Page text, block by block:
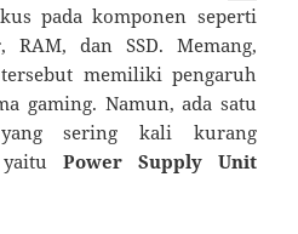
pada komponen seperti
RAM, dan SSD. Memang,
memiliki pengaruh
gaming. Namun, ada satu
sering kali kurang
Power Supply Unit